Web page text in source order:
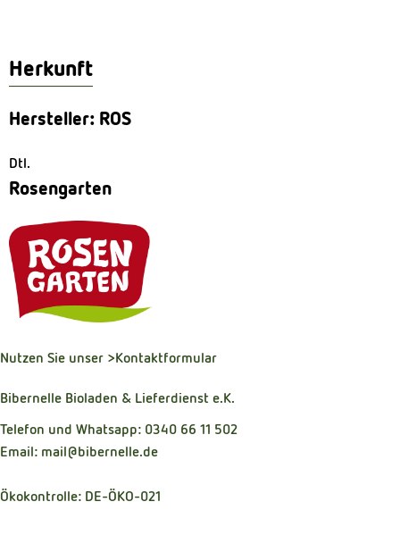
Herkunft
Hersteller: ROS
Dtl.
Rosengarten
Nutzen Sie unser >Kontaktformular
Bibernelle Bioladen & Lieferdienst e.K.
Telefon und Whatsapp: 0340 66 11 502
Email: mail@bibernelle.de
Ökokontrolle: DE-ÖKO-021